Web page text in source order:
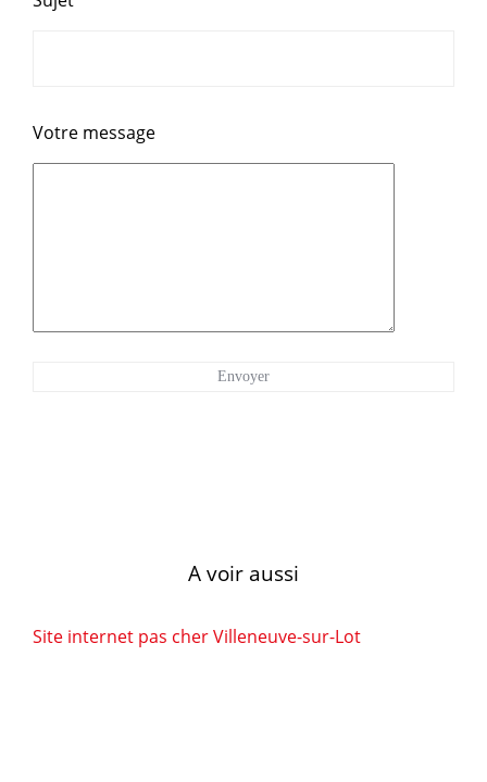
Votre message
A voir aussi
Site internet pas cher Villeneuve-sur-Lot